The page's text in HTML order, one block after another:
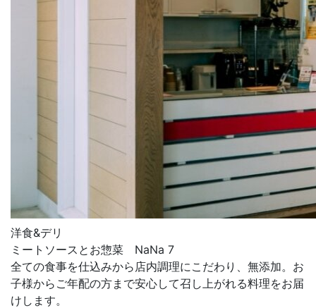
洋食&デリ
ミートソースとお惣菜 NaNa 7
全ての食事を仕込みから店内調理にこだわり、無添加。お
子様からご年配の方まで安心して召し上がれる料理をお届
けします。